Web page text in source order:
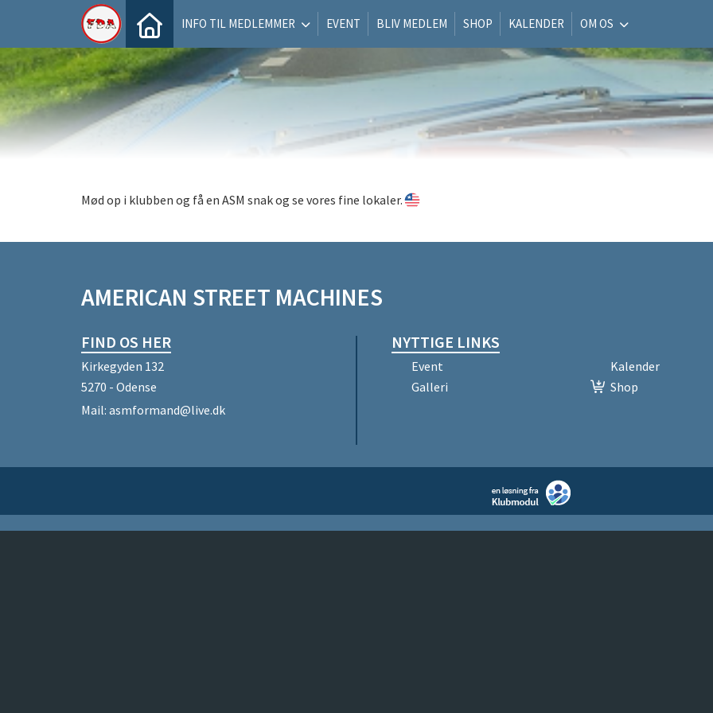
INFO TIL MEDLEMMER EVENT BLIV MEDLEM SHOP KALENDER OM OS
Mød op i klubben og få en ASM snak og se vores fine lokaler.
AMERICAN STREET MACHINES
FIND OS HER
Kirkegyden 132
5270 - Odense
Mail: asmformand@live.dk
NYTTIGE LINKS
Event Kalender
Galleri
Shop